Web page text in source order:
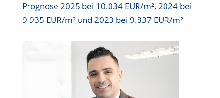
Prognose 2025 bei 10.034 EUR/m², 2024 bei
9.935 EUR/m² und 2023 bei 9.837 EUR/m²